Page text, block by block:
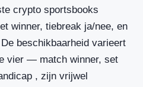
crypto sportsbooks
winner, tiebreak ja/nee, en
beschikbaarheid varieert
vier — match winner, set
, zijn vrijwel